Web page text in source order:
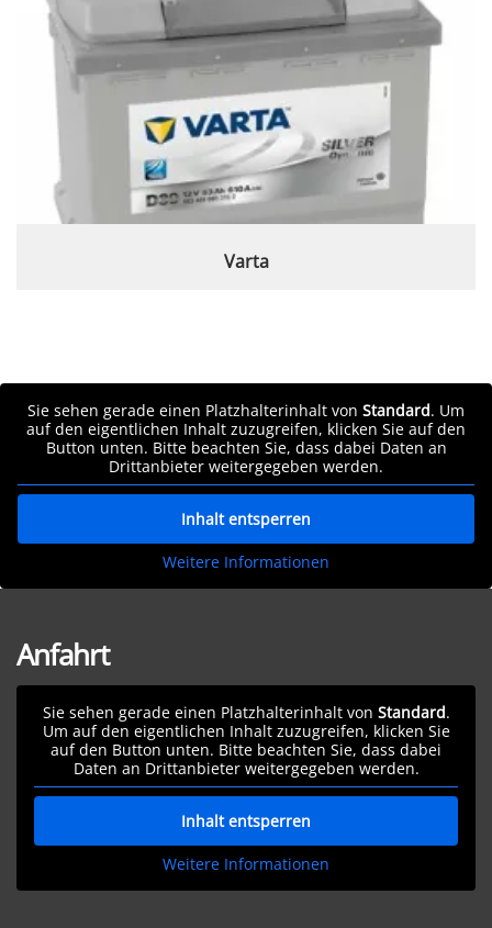
Varta
Sie sehen gerade einen Platzhalterinhalt von Standard. Um
auf den eigentlichen Inhalt zuzugreifen, klicken Sie auf den
Button unten. Bitte beachten Sie, dass dabei Daten an
Drittanbieter weitergegeben werden.
Inhalt entsperren
Weitere Informationen
Anfahrt
Sie sehen gerade einen Platzhalterinhalt von Standard.
Um auf den eigentlichen Inhalt zuzugreifen, klicken Sie
auf den Button unten. Bitte beachten Sie, dass dabei
Daten an Drittanbieter weitergegeben werden.
Inhalt entsperren
Weitere Informationen